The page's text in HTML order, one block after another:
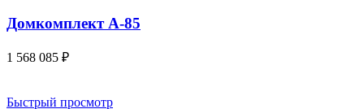
Домкомплект А-85
1 568 085 ₽
Быстрый просмотр